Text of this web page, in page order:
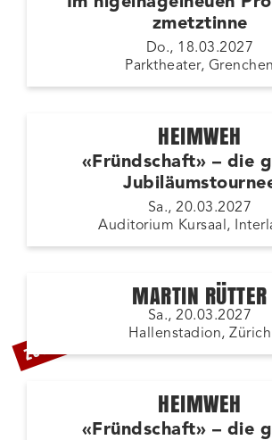
zmetztinne
Do., 18.03.2027
Parktheater, Grenchen
HEIMWEH
«Fründschaft» – die
Sa., 20.03.2027
Auditorium Kursaal,
ZUSATZSHOW
MARTIN RÜTTER
Sa., 20.03.2027
Hallenstadion, Zürich
HEIMWEH
«Fründschaft» – die